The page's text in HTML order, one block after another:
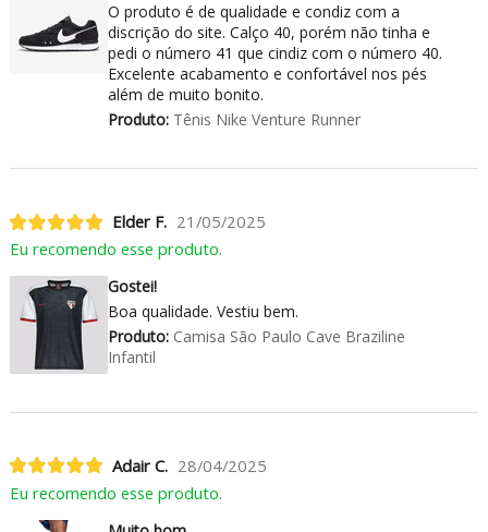
O produto é de qualidade e condiz com a
discrição do site. Calço 40, porém não tinha e
pedi o número 41 que cindiz com o número 40.
Excelente acabamento e confortável nos pés
além de muito bonito.
Produto:Tênis Nike Venture Runner
Elder F. 21/05/2025
Eu recomendo esse produto.
Gostei!
Boa qualidade. Vestiu bem.
Produto:Camisa São Paulo Cave Braziline
Infantil
Adair C. 28/04/2025
Eu recomendo esse produto.